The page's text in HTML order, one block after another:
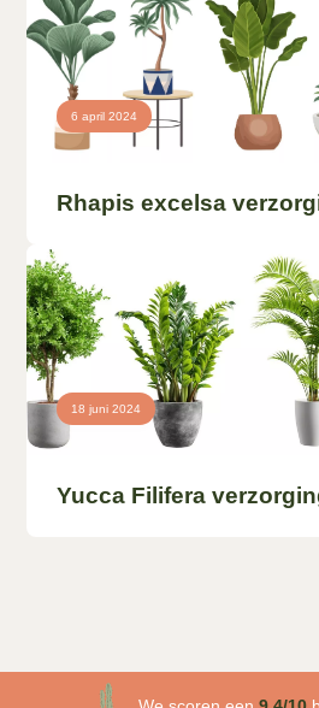
6 april 2024
Rhapis excelsa
18 juni 2024
Yucca Filifera